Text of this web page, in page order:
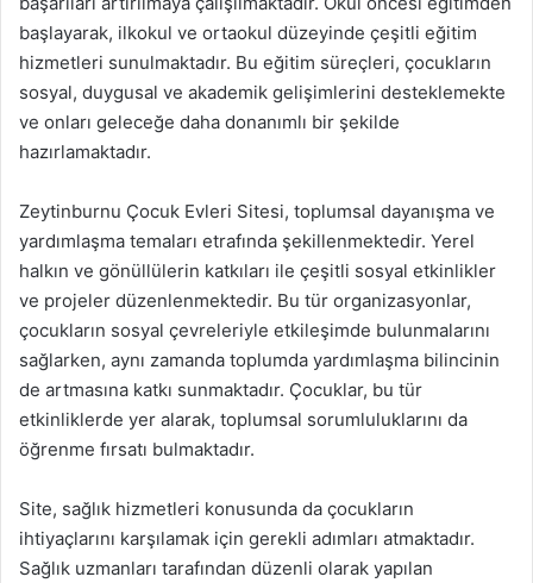
başlayarak, ilkokul ve ortaokul düzeyinde çeşitli eğitim
hizmetleri sunulmaktadır. Bu eğitim süreçleri, çocukların
sosyal, duygusal ve akademik gelişimlerini desteklemekte
ve onları geleceğe daha donanımlı bir şekilde
hazırlamaktadır.
Zeytinburnu Çocuk Evleri Sitesi, toplumsal dayanışma ve
yardımlaşma temaları etrafında şekillenmektedir. Yerel
halkın ve gönüllülerin katkıları ile çeşitli sosyal etkinlikler
ve projeler düzenlenmektedir. Bu tür organizasyonlar,
çocukların sosyal çevreleriyle etkileşimde bulunmalarını
sağlarken, aynı zamanda toplumda yardımlaşma bilincinin
de artmasına katkı sunmaktadır. Çocuklar, bu tür
etkinliklerde yer alarak, toplumsal sorumluluklarını da
öğrenme fırsatı bulmaktadır.
Site, sağlık hizmetleri konusunda da çocukların
ihtiyaçlarını karşılamak için gerekli adımları atmaktadır.
Sağlık uzmanları tarafından düzenli olarak yapılan